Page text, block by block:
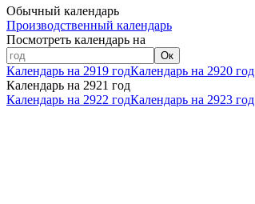
Обычный календарь
Производственный календарь
Посмотреть календарь на
Ок
Календарь на 2919 годКалендарь на 2920 год
Календарь на 2921 год
Календарь на 2922 годКалендарь на 2923 год